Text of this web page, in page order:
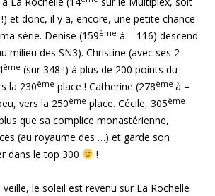
et donc, il y a, encore, une petite chance
série. Denise (159ème à – 116) descend
milieu des SN3). Christine (avec ses 2
ème (sur 348 !) à plus de 200 points du
la 230ème place ! Catherine (278ème à –
vers la 250ème place. Cécile, 305ème
que sa complice monastérienne,
(au royaume des …) et garde son
dans le top 300
!
le soleil est revenu sur La Rochelle